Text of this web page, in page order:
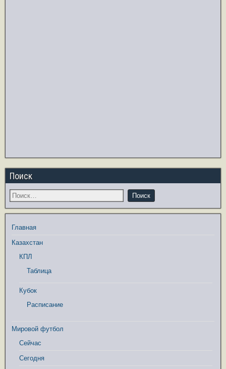
Поиск
Главная
Казахстан
КПЛ
Таблица
Кубок
Расписание
Мировой футбол
Сейчас
Сегодня